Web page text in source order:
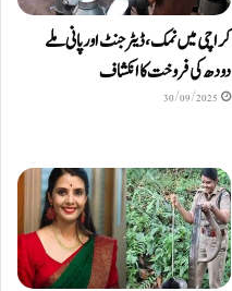
کراچی میں نمک، ڈیٹرجنٹ اور پانی ملے
دودھ کی فروخت کا انکشاف
30/09/2025